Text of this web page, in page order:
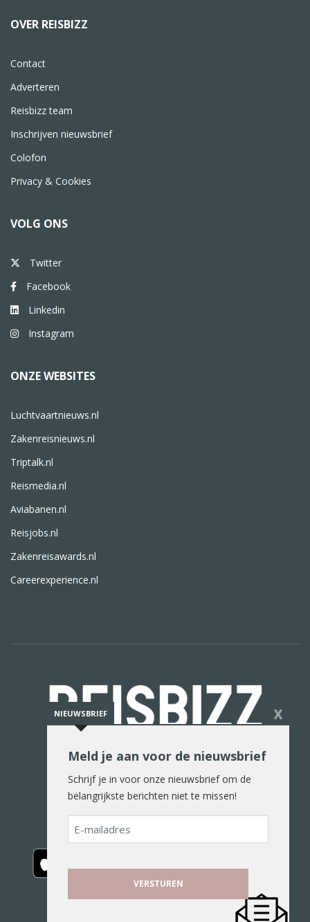
OVER REISBIZZ
Contact
Adverteren
Reisbizz team
Inschrijven nieuwsbrief
Colofon
Privacy & Cookies
VOLG ONS
Twitter
Facebook
Linkedin
Instagram
ONZE WEBSITES
Luchtvaartnieuws.nl
Zakenreisnieuws.nl
Triptalk.nl
Reismedia.nl
Aviabanen.nl
Reisjobs.nl
Zakenreisawards.nl
Careerexperience.nl
De reiswereld in woord en beeld
NIEUWSBRIEF X
Meld je aan voor de nieuwsbrief
Schrijf je in voor onze nieuwsbrief om de
belangrijkste berichten niet te missen!
E-
mailadres